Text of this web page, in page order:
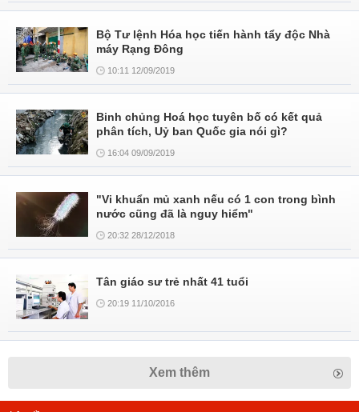
Bộ Tư lệnh Hóa học tiến hành tẩy độc Nhà
máy Rạng Đông
10:11 12/09/2019
Binh chủng Hoá học tuyên bố có kết quả
phân tích, Uỷ ban Quốc gia nói gì?
16:04 09/09/2019
"Vi khuẩn mủ xanh nếu có 1 con trong bình
nước cũng đã là nguy hiểm"
20:32 28/12/2018
Tân giáo sư trẻ nhất 41 tuổi
20:19 11/10/2016
Xem thêm